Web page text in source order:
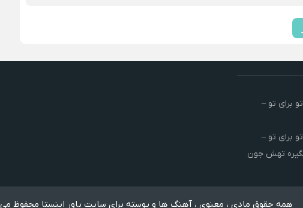
برای تو –
برای تو –
تهش جون
همه حقوق مادی ، معنوی ، آهنگ ها و پوسته برای سایت پاور اینستا محفوظ